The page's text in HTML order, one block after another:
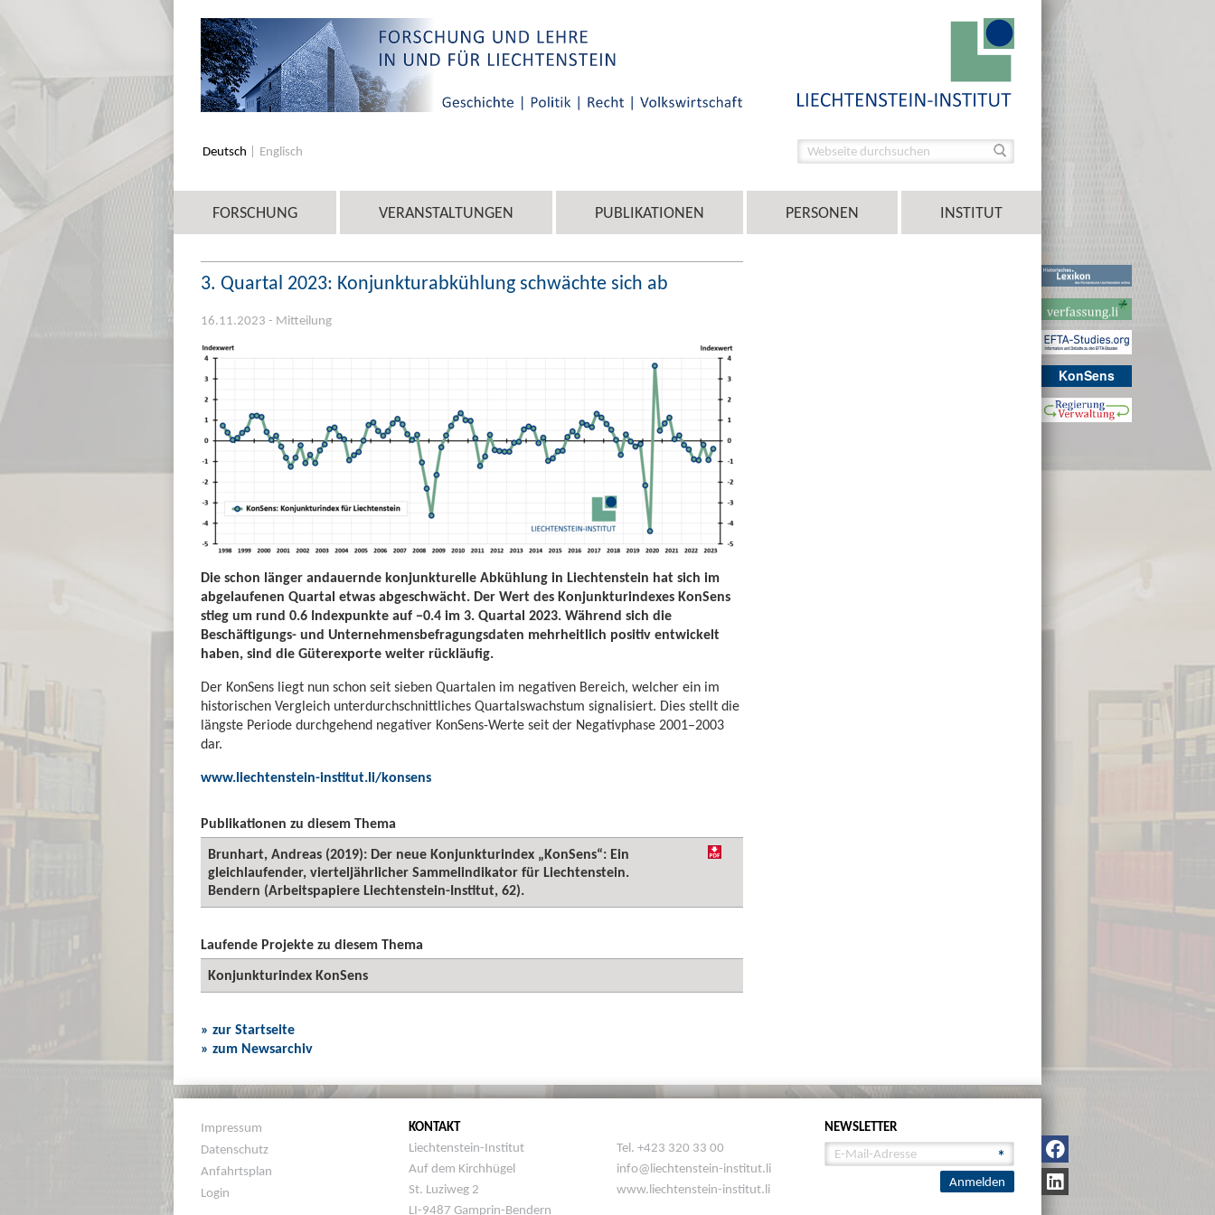
KonSens
Deutsch Englisch
FORSCHUNG VERANSTALTUNGEN PUBLIKATIONEN PERSONEN INSTITUT
3. Quartal 2023: Konjunkturabkühlung schwächte sich ab
16.11.2023 - Mitteilung
Die schon länger andauernde konjunkturelle Abkühlung in Liechtenstein hat sich im
abgelaufenen Quartal etwas abgeschwächt. Der Wert des Konjunkturindexes KonSens
stieg um rund 0.6 Indexpunkte auf −0.4 im 3. Quartal 2023. Während sich die
Beschäftigungs- und Unternehmensbefragungsdaten mehrheitlich positiv entwickelt
haben, sind die Güterexporte weiter rückläufig.
Der KonSens liegt nun schon seit sieben Quartalen im negativen Bereich, welcher ein im
historischen Vergleich unterdurchschnittliches Quartalswachstum signalisiert. Dies stellt die
längste Periode durchgehend negativer KonSens-Werte seit der Negativphase 2001–2003
dar.
www.liechtenstein-institut.li/konsens
Publikationen zu diesem Thema
Brunhart, Andreas (2019): Der neue Konjunkturindex „KonSens“: Ein
gleichlaufender, vierteljährlicher Sammelindikator für Liechtenstein.
Bendern (Arbeitspapiere Liechtenstein-Institut, 62).
Laufende Projekte zu diesem Thema
Konjunkturindex KonSens
» zur Startseite
» zum Newsarchiv
Impressum
Datenschutz
Anfahrtsplan
Login
KONTAKT
Liechtenstein-Institut
Auf dem Kirchhügel
St. Luziweg 2
LI-9487 Gamprin-Bendern
Tel. +423 320 33 00
info@liechtenstein-institut.li
www.liechtenstein-institut.li
NEWSLETTER